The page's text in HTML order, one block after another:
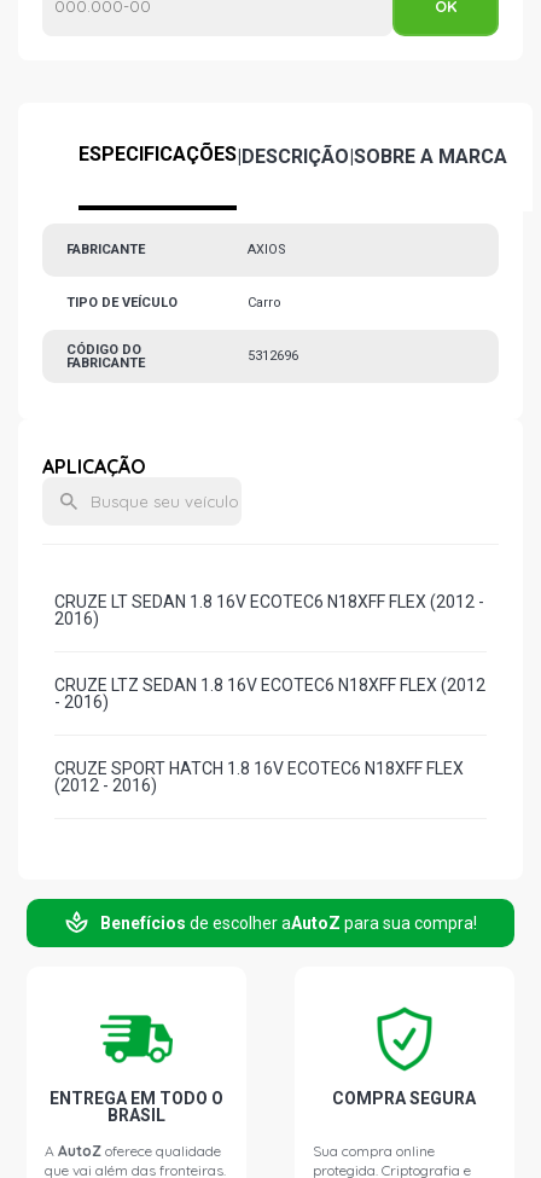
ESPECIFICAÇÕES|DESCRIÇÃO|SOBRE A MARCA
FABRICANTE AXIOS
TIPO DE VEÍCULO Carro
CÓDIGO DO
FABRICANTE
5312696
APLICAÇÃO
CRUZE LT SEDAN 1.8 16V ECOTEC6 N18XFF FLEX (2012 -
2016)
CRUZE LTZ SEDAN 1.8 16V ECOTEC6 N18XFF FLEX (2012
- 2016)
CRUZE SPORT HATCH 1.8 16V ECOTEC6 N18XFF FLEX
(2012 - 2016)
Benefícios de escolher aAutoZ para sua compra!
ENTREGA EM TODO O
BRASIL
AAutoZ oferece qualidade
que vai além das fronteiras.
COMPRA SEGURA
Sua compra online
protegida. Criptografia e